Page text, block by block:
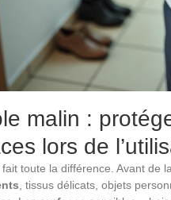
malin :
lors de
toute la différence. Avant de
, tissus délicats, objets